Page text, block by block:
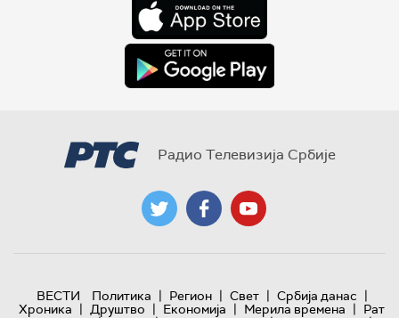
Радио Телевизија Србије
ВЕСТИ Политика | Регион | Свет | Србија данас |
Хроника | Друштво | Економија | Мерила времена | Рат